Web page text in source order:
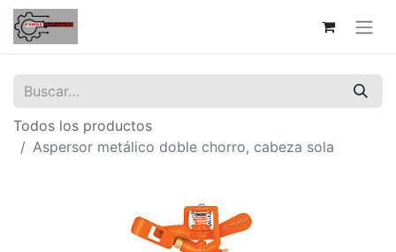
Todos los productos
Aspersor metálico doble chorro, cabeza sola